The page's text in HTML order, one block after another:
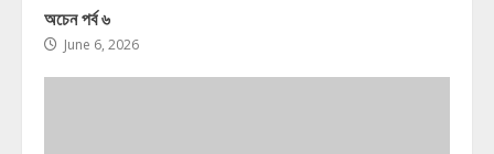
অচেন পর্ব ৬
June 6, 2026